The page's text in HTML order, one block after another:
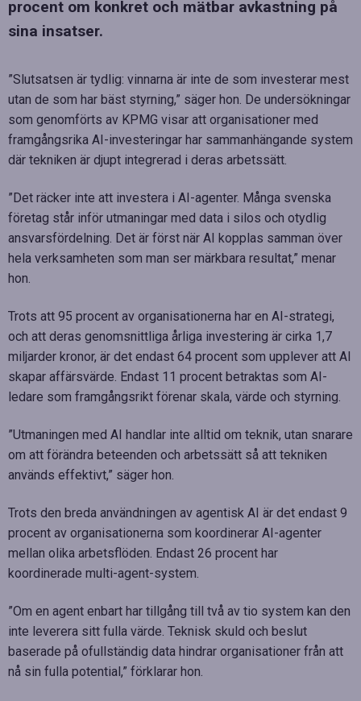
procent om konkret och mätbar avkastning på
sina insatser.
”Slutsatsen är tydlig: vinnarna är inte de som investerar mest
utan de som har bäst styrning,” säger hon. De undersökningar
som genomförts av KPMG visar att organisationer med
framgångsrika AI-investeringar har sammanhängande system
där tekniken är djupt integrerad i deras arbetssätt.
”Det räcker inte att investera i AI-agenter. Många svenska
företag står inför utmaningar med data i silos och otydlig
ansvarsfördelning. Det är först när AI kopplas samman över
hela verksamheten som man ser märkbara resultat,” menar
hon.
Trots att 95 procent av organisationerna har en AI-strategi,
och att deras genomsnittliga årliga investering är cirka 1,7
miljarder kronor, är det endast 64 procent som upplever att AI
skapar affärsvärde. Endast 11 procent betraktas som AI-
ledare som framgångsrikt förenar skala, värde och styrning.
”Utmaningen med AI handlar inte alltid om teknik, utan snarare
om att förändra beteenden och arbetssätt så att tekniken
används effektivt,” säger hon.
Trots den breda användningen av agentisk AI är det endast 9
procent av organisationerna som koordinerar AI-agenter
mellan olika arbetsflöden. Endast 26 procent har
koordinerade multi-agent-system.
”Om en agent enbart har tillgång till två av tio system kan den
inte leverera sitt fulla värde. Teknisk skuld och beslut
baserade på ofullständig data hindrar organisationer från att
nå sin fulla potential,” förklarar hon.